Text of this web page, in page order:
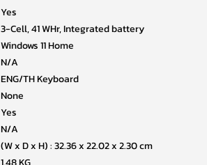
Yes
3-Cell, 41 WHr, Integrated battery
Windows 11 Home
N/A
ENG/TH Keyboard
None
Yes
N/A
(W x D x H) : 32.36 x 22.02 x 2.30 cm